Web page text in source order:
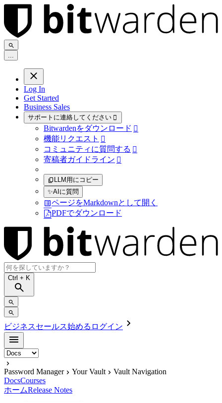
...
Log In
Get Started
Business Sales
サポートに連絡してください 
Bitwardenをダウンロード 
機能リクエスト 
コミュニティに質問する 
寄稿者ガイドライン 
LLM用にコピー
✨AIに質問
ページをMarkdownとして開く
PDFでダウンロード
Ctrl + K
ビジネスセールス始める ログイン
Password Manager Your Vault
Vault Navigation
DocsCourses
ホームRelease Notes